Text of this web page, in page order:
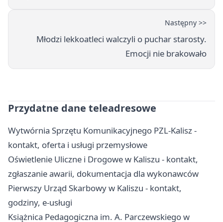
Następny >>
Młodzi lekkoatleci walczyli o puchar starosty.
Emocji nie brakowało
Przydatne dane teleadresowe
Wytwórnia Sprzętu Komunikacyjnego PZL-Kalisz -
kontakt, oferta i usługi przemysłowe
Oświetlenie Uliczne i Drogowe w Kaliszu - kontakt,
zgłaszanie awarii, dokumentacja dla wykonawców
Pierwszy Urząd Skarbowy w Kaliszu - kontakt,
godziny, e-usługi
Książnica Pedagogiczna im. A. Parczewskiego w